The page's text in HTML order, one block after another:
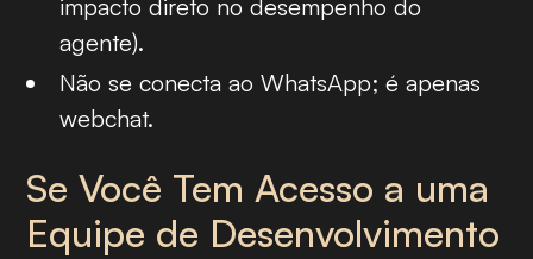
impacto direto no desempenho do
agente).
Não se conecta ao WhatsApp; é apenas
webchat.
Se Você Tem Acesso a uma
Equipe de Desenvolvimento